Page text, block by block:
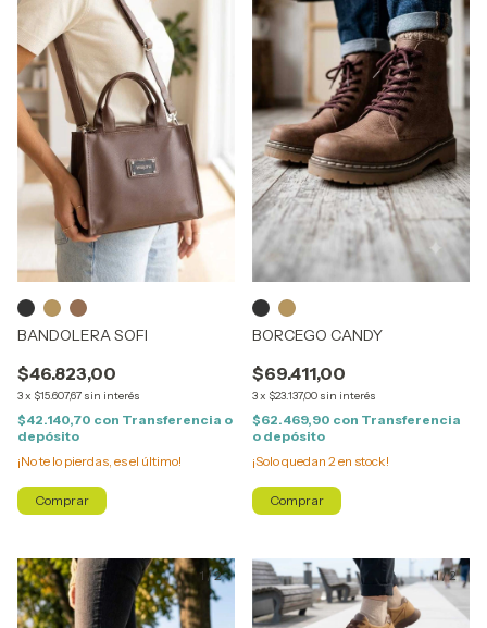
BANDOLERA SOFI
$46.823,00
3x $15.607,67 sin interés
$42.140,70 con Transferencia o
depósito
¡No te lo pierdas, es el último!
Comprar
BORCEGO CANDY
$69.411,00
3x $23.137,00 sin interés
$62.469,90 con Transferencia
o depósito
¡Solo quedan 2 en stock!
Comprar
1 /2 1/2